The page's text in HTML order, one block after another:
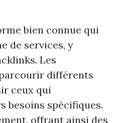
bien connue qui
de services, y
Les
différents
ceux qui
besoins spécifiques.
offrant ainsi des